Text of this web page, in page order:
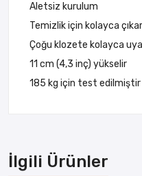
Aletsiz kurulum
Temizlik için kolayca
Çoğu klozete kolayca
11 cm (4,3 inç) yükselir
185 kg için test edilmiştir
İlgili Ürünler